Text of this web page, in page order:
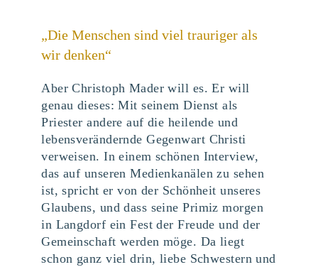
„Die Menschen sind viel trauriger als
wir denken“
Aber Christoph Mader will es. Er will
genau dieses: Mit seinem Dienst als
Priester andere auf die heilende und
lebensverändernde Gegenwart Christi
verweisen. In einem schönen Interview,
das auf unseren Medienkanälen zu sehen
ist, spricht er von der Schönheit unseres
Glaubens, und dass seine Primiz morgen
in Langdorf ein Fest der Freude und der
Gemeinschaft werden möge. Da liegt
schon ganz viel drin, liebe Schwestern und